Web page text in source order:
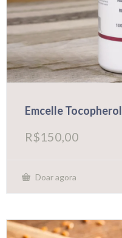
Emcelle Tocopherol
R$150,00
Doar agora